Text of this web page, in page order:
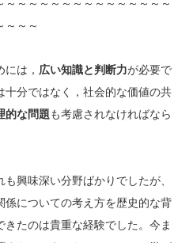
～～～～～～～～～～～～～～～
～～～
は， 広い知識と判断力が必要で
十分ではなく，社会的な価値の共
的な問題も考慮されなければなら
興味深い分野ばかりでしたが、
についての考え方を歴史的な背
たのは貴重な経験でした。今ま